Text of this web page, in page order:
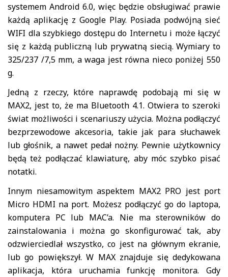
systemem Android 6.0, więc będzie obsługiwać prawie
każdą aplikację z Google Play. Posiada podwójną sieć
WIFI dla szybkiego dostępu do Internetu i może łączyć
się z każdą publiczną lub prywatną siecią. Wymiary to
325/237 /7,5 mm, a waga jest równa nieco poniżej 550
g.
Jedną z rzeczy, które naprawdę podobają mi się w
MAX2, jest to, że ma Bluetooth 4.1. Otwiera to szeroki
świat możliwości i scenariuszy użycia. Można podłączyć
bezprzewodowe akcesoria, takie jak para słuchawek
lub głośnik, a nawet pedał nożny. Pewnie użytkownicy
będą też podłączać klawiaturę, aby móc szybko pisać
notatki.
Innym niesamowitym aspektem MAX2 PRO jest port
Micro HDMI na port. Możesz podłączyć go do laptopa,
komputera PC lub MAC’a. Nie ma sterowników do
zainstalowania i można go skonfigurować tak, aby
odzwierciedlał wszystko, co jest na głównym ekranie,
lub go powiększył. W MAX znajduje się dedykowana
aplikacja, która uruchamia funkcję monitora. Gdy